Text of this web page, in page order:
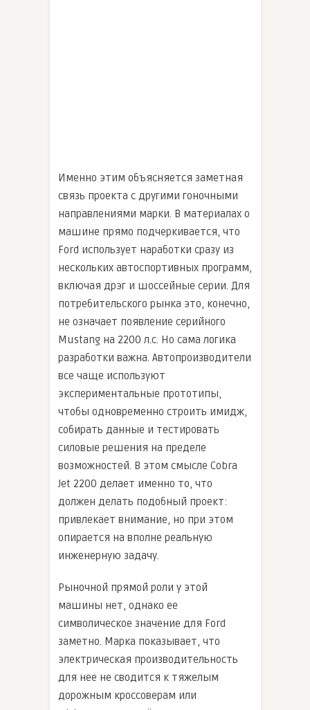
Именно этим объясняется заметная
связь проекта с другими гоночными
направлениями марки. В материалах о
машине прямо подчеркивается, что
Ford использует наработки сразу из
нескольких автоспортивных программ,
включая дрэг и шоссейные серии. Для
потребительского рынка это, конечно,
не означает появление серийного
Mustang на 2200 л.с. Но сама логика
разработки важна. Автопроизводители
все чаще используют
экспериментальные прототипы,
чтобы одновременно строить имидж,
собирать данные и тестировать
силовые решения на пределе
возможностей. В этом смысле Cobra
Jet 2200 делает именно то, что
должен делать подобный проект:
привлекает внимание, но при этом
опирается на вполне реальную
инженерную задачу.
Рыночной прямой роли у этой
машины нет, однако ее
символическое значение для Ford
заметно. Марка показывает, что
электрическая производительность
для нее не сводится к тяжелым
дорожным кроссоверам или